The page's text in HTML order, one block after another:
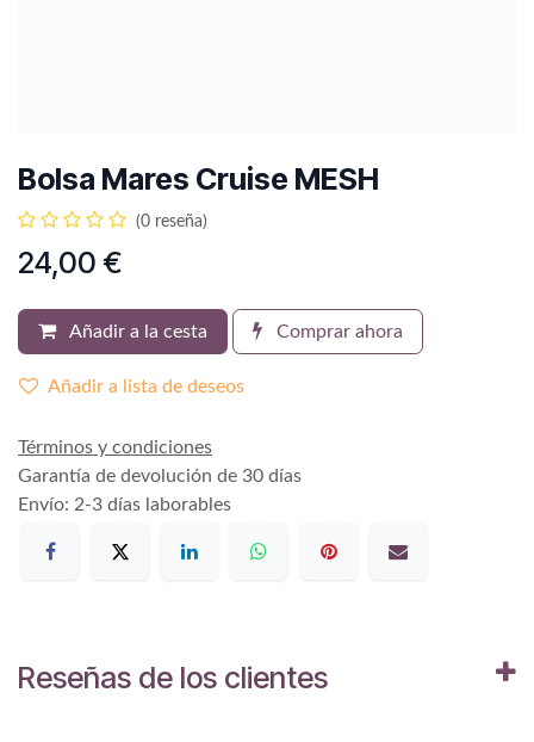
Bolsa Mares Cruise MESH
(0 reseña)
24,00 €
Añadir a la cesta Comprar ahora
Añadir a lista de deseos
Términos y condiciones
Garantía de devolución de 30 días
Envío: 2-3 días laborables
Reseñas de los clientes